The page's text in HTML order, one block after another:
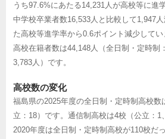
うち97.6%にあたる14,231人が高校等に進
中学校卒業者数16,533人と比較して1,947
た高校等進学率から0.6ポイント減少して
高校在籍者数は44,148人（全日制・定時制
3,783人）です。
高校数の変化
福島県の2025年度の全日制・定時制高校数
立：18）です。通信制高校は4校（公立：1
2020年度は全日制・定時制高校が110校だ